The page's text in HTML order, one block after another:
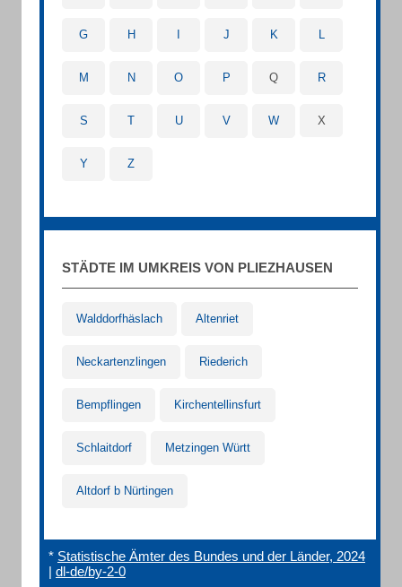
G H J K L
M N O P Q R
S T U V W X
Y Z
STÄDTE IM UMKREIS VON PLIEZHAUSEN
Walddorfhäslach Altenriet
Neckartenzlingen Riederich
Bempflingen Kirchentellinsfurt
Schlaitdorf Metzingen Württ
Altdorf b Nürtingen
* Statistische Ämter des Bundes und der Länder, 2024
| dl-de/by-2-0